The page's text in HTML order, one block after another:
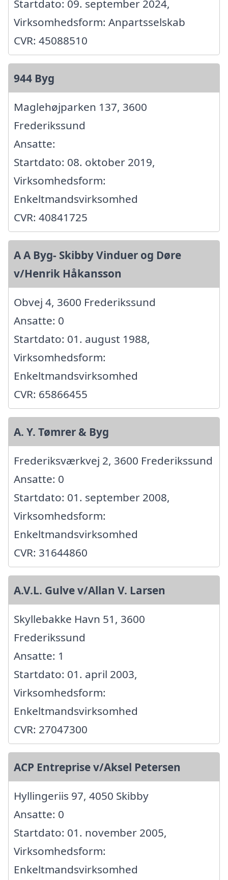
Startdato: 09. september 2024,
Virksomhedsform: Anpartsselskab
CVR: 45088510
944 Byg
Maglehøjparken 137, 3600
Frederikssund
Ansatte:
Startdato: 08. oktober 2019,
Virksomhedsform:
Enkeltmandsvirksomhed
CVR: 40841725
A A Byg- Skibby Vinduer og Døre
v/Henrik Håkansson
Obvej 4, 3600 Frederikssund
Ansatte: 0
Startdato: 01. august 1988,
Virksomhedsform:
Enkeltmandsvirksomhed
CVR: 65866455
A. Y. Tømrer & Byg
Frederiksværkvej 2, 3600 Frederikssund
Ansatte: 0
Startdato: 01. september 2008,
Virksomhedsform:
Enkeltmandsvirksomhed
CVR: 31644860
A.V.L. Gulve v/Allan V. Larsen
Skyllebakke Havn 51, 3600
Frederikssund
Ansatte: 1
Startdato: 01. april 2003,
Virksomhedsform:
Enkeltmandsvirksomhed
CVR: 27047300
ACP Entreprise v/Aksel Petersen
Hyllingeriis 97, 4050 Skibby
Ansatte: 0
Startdato: 01. november 2005,
Virksomhedsform:
Enkeltmandsvirksomhed